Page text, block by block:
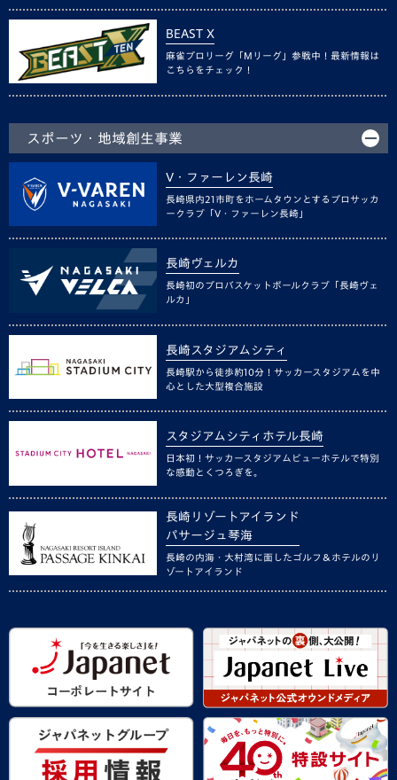
BEAST X
麻雀プロリーグ「Mリーグ」参戦中！最新情報は
こちらをチェック！
スポーツ・地域創生事業
V・ファーレン長崎
長崎県内21市町をホームタウンとするプロサッカ
ークラブ「V・ファーレン長崎」
長崎ヴェルカ
長崎初のプロバスケットボールクラブ「長崎ヴェ
ルカ」
長崎スタジアムシティ
長崎駅から徒歩約10分！サッカースタジアムを中
心とした大型複合施設
スタジアムシティホテル長崎
日本初！サッカースタジアムビューホテルで特別
な感動とくつろぎを。
長崎リゾートアイランド
パサージュ琴海
長崎の内海・大村湾に面したゴルフ＆ホテルのリ
ゾートアイランド